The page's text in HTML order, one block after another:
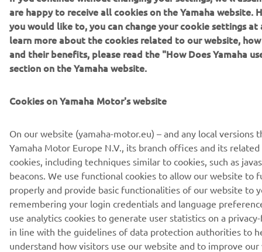
Citiți Politica noastră de confidențialitate pentru a afla cum vă
procesăm datele personale:
Politică de Confidențialitate
Romania (Romanian)
© Copyright - 2026 Yamaha Motor Europe N.V. - All Rights
Reserved
Declarația de confidențialitateCookiesTermeni și condiții
are happy to receive all cookies on the Yamaha website.
you would like to, you can change your cookie settings at
learn more about the cookies related to our website,
and their benefits, please read the "How Does Yamaha
section on the Yamaha website.
Cookies on Yamaha Motor's website
On our website (yamaha-motor.eu) – and any local versions
Yamaha Motor Europe N.V., its branch offices and its
cookies, including techniques similar to cookies, such as
beacons. We use functional cookies to allow our website to
properly and provide basic functionalities of our website to
remembering your login credentials and language
use analytics cookies to generate user statistics on a
in line with the guidelines of data protection authorities to
understand how visitors use our website and to improve our